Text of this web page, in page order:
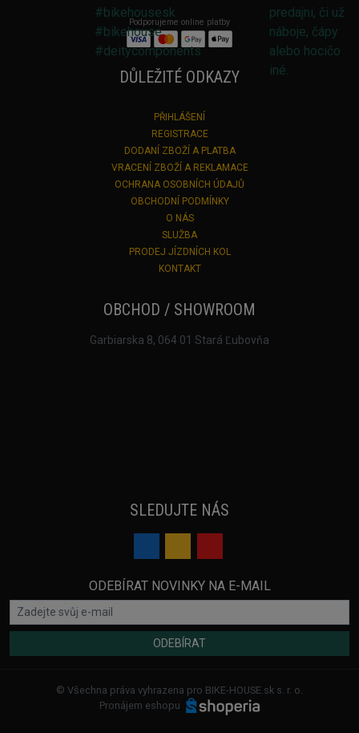
Podporujeme online platby
DŮLEŽITÉ ODKAZY
PŘIHLÁŠENÍ
REGISTRACE
DODANÍ ZBOŽÍ A PLATBA
VRACENÍ ZBOŽÍ A REKLAMACE
OCHRANA OSOBNÍCH ÚDAJŮ
OBCHODNÍ PODMÍNKY
O NÁS
SLUŽBA
PRODEJ JÍZDNÍCH KOL
KONTAKT
OBCHOD / SHOWROOM
Garbiarska 8, 064 01 Stará Ľubovňa
SLEDUJTE NÁS
ODEBÍRAT NOVINKY NA E-MAIL
ODEBÍRAT
© Všechna práva vyhrazena pro BIKE-HOUSE.sk s. r. o.
Pronájem eshopu